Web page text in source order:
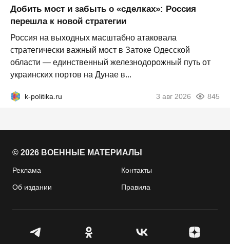
Добить мост и забыть о «сделках»: Россия
перешла к новой стратегии
Россия на выходных масштабно атаковала
стратегически важный мост в Затоке Одесской
области — единственный железнодорожный путь от
украинских портов на Дунае в...
k-politika.ru 3 авг 2026 845
© 2026 ВОЕННЫЕ МАТЕРИАЛЫ
Реклама Контакты
Об издании Правила